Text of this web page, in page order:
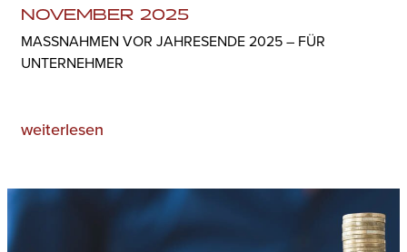
NOVEMBER 2025
MASSNAHMEN VOR JAHRESENDE 2025 – FÜR U
NTERNEHMER
weiterlesen